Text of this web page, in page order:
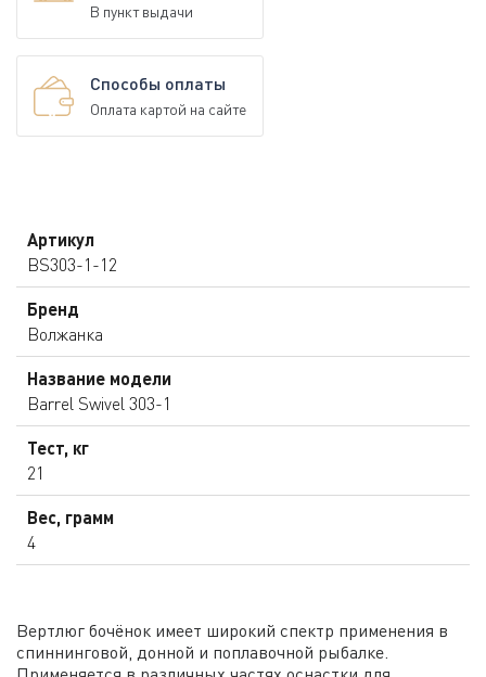
В пункт выдачи
Способы оплаты
Оплата картой на сайте
Артикул
BS303-1-12
Бренд
Волжанка
Название модели
Barrel Swivel 303-1
Тест, кг
21
Вес, грамм
4
Вертлюг бочёнок имеет широкий спектр применения в
спиннинговой, донной и поплавочной рыбалке.